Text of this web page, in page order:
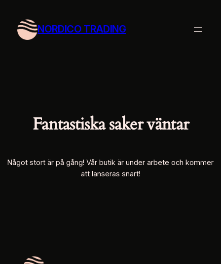
NORDICO TRADING
Fantastiska saker väntar
Något stort är på gång! Vår butik är under arbete och kommer
att lanseras snart!